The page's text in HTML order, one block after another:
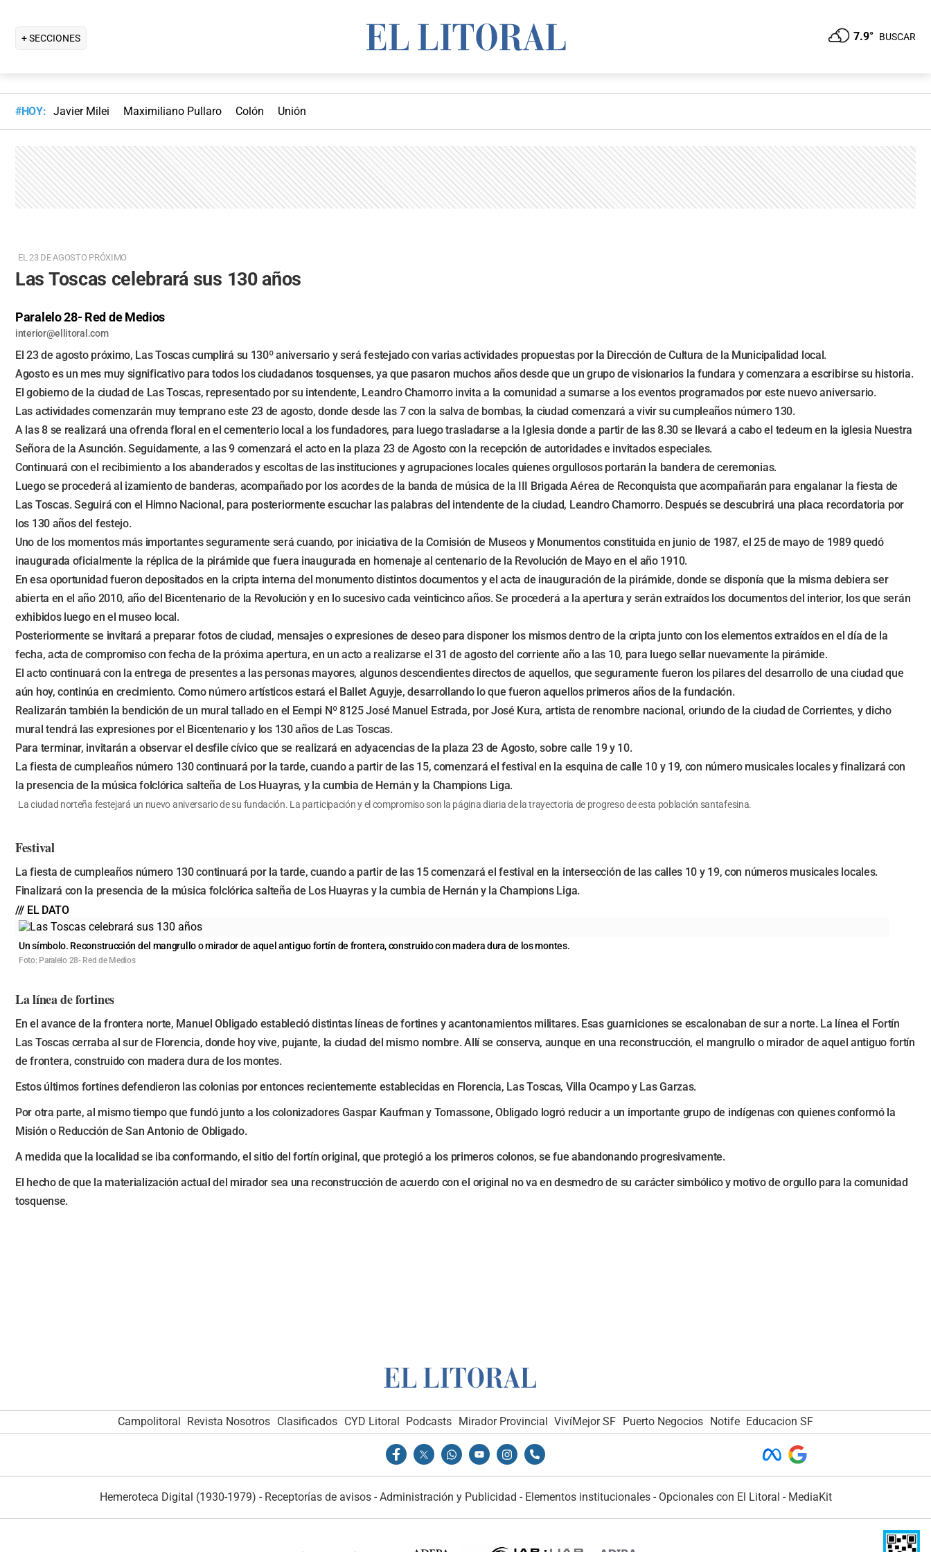
+ SECCIONES 7.9° BUSCAR
#HOY: Javier Milei Maximiliano Pullaro Colón Unión
EL 23 DE AGOSTO PRÓXIMO
Las Toscas celebrará sus 130 años
Paralelo 28- Red de Medios
interior@ellitoral.com
El 23 de agosto próximo, Las Toscas cumplirá su 130º aniversario y será festejado con varias actividades propuestas por la Dirección de Cultura de la Municipalidad local.
Agosto es un mes muy significativo para todos los ciudadanos tosquenses, ya que pasaron muchos años desde que un grupo de visionarios la fundara y comenzara a escribirse su historia.
El gobierno de la ciudad de Las Toscas, representado por su intendente, Leandro Chamorro invita a la comunidad a sumarse a los eventos programados por este nuevo aniversario.
Las actividades comenzarán muy temprano este 23 de agosto, donde desde las 7 con la salva de bombas, la ciudad comenzará a vivir su cumpleaños número 130.
A las 8 se realizará una ofrenda floral en el cementerio local a los fundadores, para luego trasladarse a la Iglesia donde a partir de las 8.30 se llevará a cabo el tedeum en la iglesia Nuestra
Señora de la Asunción. Seguidamente, a las 9 comenzará el acto en la plaza 23 de Agosto con la recepción de autoridades e invitados especiales.
Continuará con el recibimiento a los abanderados y escoltas de las instituciones y agrupaciones locales quienes orgullosos portarán la bandera de ceremonias.
Luego se procederá al izamiento de banderas, acompañado por los acordes de la banda de música de la III Brigada Aérea de Reconquista que acompañarán para engalanar la fiesta de
Las Toscas. Seguirá con el Himno Nacional, para posteriormente escuchar las palabras del intendente de la ciudad, Leandro Chamorro. Después se descubrirá una placa recordatoria por
los 130 años del festejo.
Uno de los momentos más importantes seguramente será cuando, por iniciativa de la Comisión de Museos y Monumentos constituida en junio de 1987, el 25 de mayo de 1989 quedó
inaugurada oficialmente la réplica de la pirámide que fuera inaugurada en homenaje al centenario de la Revolución de Mayo en el año 1910.
En esa oportunidad fueron depositados en la cripta interna del monumento distintos documentos y el acta de inauguración de la pirámide, donde se disponía que la misma debiera ser
abierta en el año 2010, año del Bicentenario de la Revolución y en lo sucesivo cada veinticinco años. Se procederá a la apertura y serán extraídos los documentos del interior, los que serán
exhibidos luego en el museo local.
Posteriormente se invitará a preparar fotos de ciudad, mensajes o expresiones de deseo para disponer los mismos dentro de la cripta junto con los elementos extraídos en el día de la
fecha, acta de compromiso con fecha de la próxima apertura, en un acto a realizarse el 31 de agosto del corriente año a las 10, para luego sellar nuevamente la pirámide.
El acto continuará con la entrega de presentes a las personas mayores, algunos descendientes directos de aquellos, que seguramente fueron los pilares del desarrollo de una ciudad que
aún hoy, continúa en crecimiento. Como número artísticos estará el Ballet Aguyje, desarrollando lo que fueron aquellos primeros años de la fundación.
Realizarán también la bendición de un mural tallado en el Eempi Nº 8125 José Manuel Estrada, por José Kura, artista de renombre nacional, oriundo de la ciudad de Corrientes, y dicho
mural tendrá las expresiones por el Bicentenario y los 130 años de Las Toscas.
Para terminar, invitarán a observar el desfile cívico que se realizará en adyacencias de la plaza 23 de Agosto, sobre calle 19 y 10.
La fiesta de cumpleaños número 130 continuará por la tarde, cuando a partir de las 15, comenzará el festival en la esquina de calle 10 y 19, con número musicales locales y finalizará con
la presencia de la música folclórica salteña de Los Huayras, y la cumbia de Hernán y la Champions Liga.
La ciudad norteña festejará un nuevo aniversario de su fundación. La participación y el compromiso son la página diaria de la trayectoria de progreso de esta población santafesina.
Festival
La fiesta de cumpleaños número 130 continuará por la tarde, cuando a partir de las 15 comenzará el festival en la intersección de las calles 10 y 19, con números musicales locales.
Finalizará con la presencia de la música folclórica salteña de Los Huayras y la cumbia de Hernán y la Champions Liga.
/// EL DATO
Un símbolo. Reconstrucción del mangrullo o mirador de aquel antiguo fortín de frontera, construido con madera dura de los montes.
Foto: Paralelo 28- Red de Medios
La línea de fortines
En el avance de la frontera norte, Manuel Obligado estableció distintas líneas de fortines y acantonamientos militares. Esas guarniciones se escalonaban de sur a norte. La línea el Fortín
Las Toscas cerraba al sur de Florencia, donde hoy vive, pujante, la ciudad del mismo nombre. Allí se conserva, aunque en una reconstrucción, el mangrullo o mirador de aquel antiguo fortín
de frontera, construido con madera dura de los montes.
Estos últimos fortines defendieron las colonias por entonces recientemente establecidas en Florencia, Las Toscas, Villa Ocampo y Las Garzas.
Por otra parte, al mismo tiempo que fundó junto a los colonizadores Gaspar Kaufman y Tomassone, Obligado logró reducir a un importante grupo de indígenas con quienes conformó la
Misión o Reducción de San Antonio de Obligado.
A medida que la localidad se iba conformando, el sitio del fortín original, que protegió a los primeros colonos, se fue abandonando progresivamente.
El hecho de que la materialización actual del mirador sea una reconstrucción de acuerdo con el original no va en desmedro de su carácter simbólico y motivo de orgullo para la comunidad
tosquense.
Campolitoral Revista Nosotros Clasificados CYD Litoral Podcasts Mirador Provincial VivíMejor SF Puerto Negocios Notife Educacion SF
Hemeroteca Digital (1930-1979) - Receptorías de avisos- Administración y Publicidad - Elementos institucionales- Opcionales con El Litoral - MediaKit